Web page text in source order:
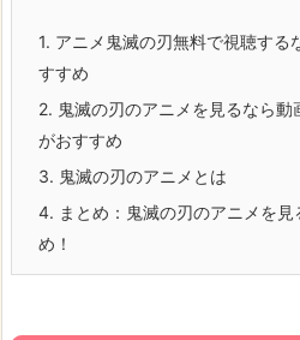
1. アニメ鬼滅の刃無料で視聴する
すすめ
2. 鬼滅の刃のアニメを見るなら
がおすすめ
3. 鬼滅の刃のアニメとは
4. まとめ：鬼滅の刃のアニメを
め！